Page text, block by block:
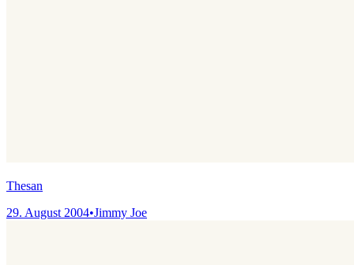
Thesan
29. August 2004•Jimmy Joe